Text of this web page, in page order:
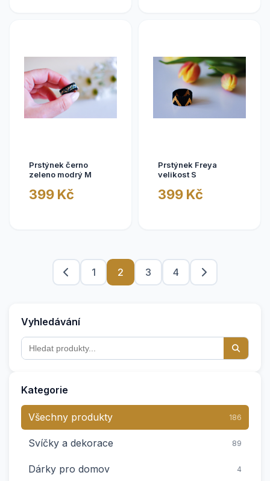
Vyhledávání
Kategorie
Všechny produkty 186
Svíčky a dekorace 89
Dárky pro domov 4
Prstýnek černo
zeleno modrý M
399 Kč
Prstýnek Freya
velikost S
399 Kč
1 2 3 4